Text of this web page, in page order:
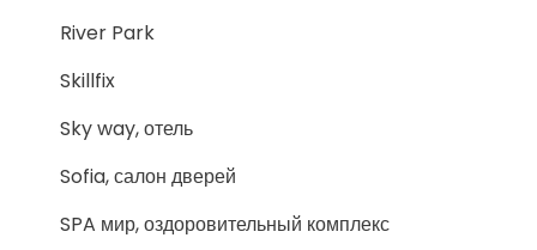
River Park
Skillfix
Sky way, отель
Sofia, салон дверей
SPA мир, оздоровительный комплекс